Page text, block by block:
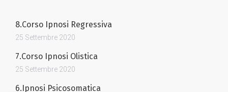
8.Corso Ipnosi Regressiva
25 Settembre 2020
7.Corso Ipnosi Olistica
25 Settembre 2020
6.Ipnosi Psicosomatica